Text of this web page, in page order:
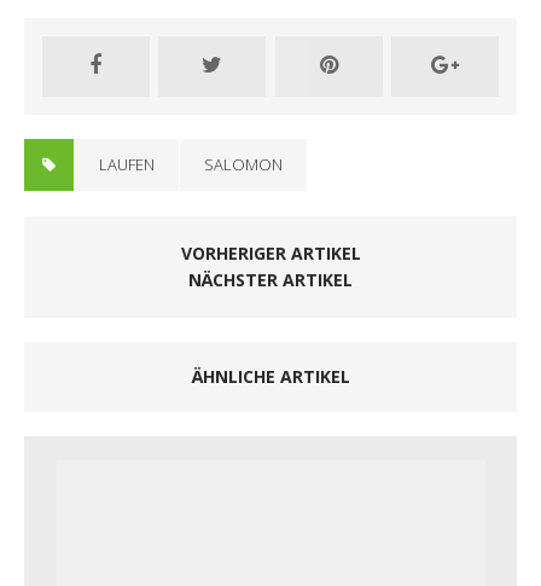
LAUFEN SALOMON
VORHERIGER ARTIKEL
NÄCHSTER ARTIKEL
ÄHNLICHE ARTIKEL